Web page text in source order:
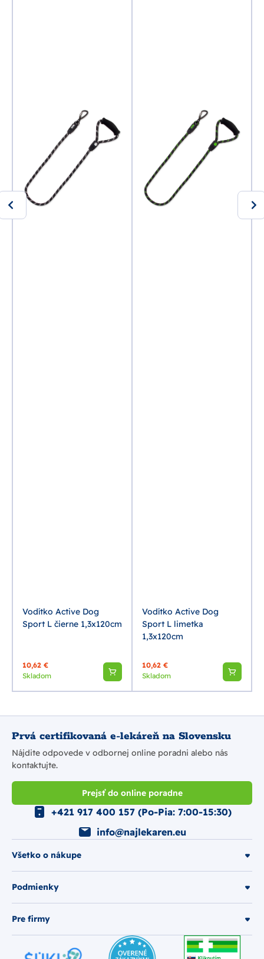
Vodítko Active Dog
Sport L čierne 1,3x120cm
10,62 €
Skladom
Vodítko Active Dog
Sport L limetka
1,3x120cm
10,62 €
Skladom
Prvá certifikovaná e-lekáreň na Slovensku
Nájdite odpovede v odbornej online poradni alebo nás
kontaktujte.
Prejsť do online poradne
Všetko o nákupe
Podmienky
Pre firmy
+421 917 400 157 (Po-Pia: 7:00-15:30)
info@najlekaren.eu